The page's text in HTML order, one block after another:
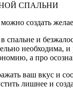
СПАЛЬНИ
создать
и
необходима,
а про
ваш вкус и
лишнее и